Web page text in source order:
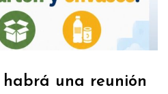
habrá una reunión